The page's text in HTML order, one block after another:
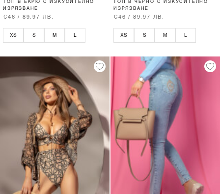
ТОП В ЕКРЮ С ИЗКУСИТЕЛНО
ИЗРЯЗВАНЕ
€46 / 89.97 ЛВ.
XS S M L
ТОП В ЧЕРНО С ИЗКУСИТЕЛНО
ИЗРЯЗВАНЕ
€46 / 89.97 ЛВ.
XS S M L